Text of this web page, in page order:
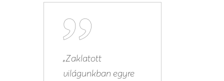
„Zaklatott
világunkban egyre